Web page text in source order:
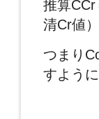
推算
清Cr値）
つまり
すよう